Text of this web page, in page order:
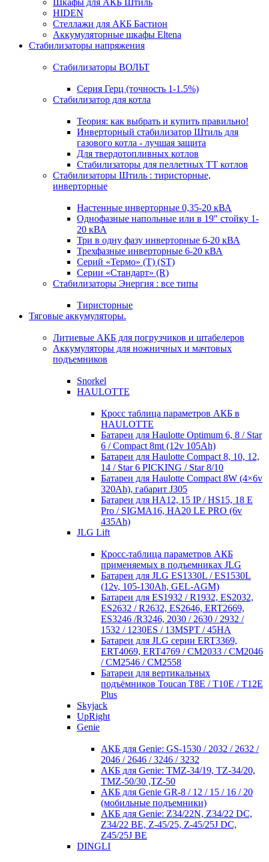
Шкафы для АКБ Штиль
HIDEN
Стеллажи для АКБ Бастион
Аккумуляторные шкафы Eltena
Стабилизаторы напряжения
Стабилизаторы ВОЛЬТ
Серия Герц (точность 1-1.5%)
Стабилизатор для котла
Теория: как выбрать и купить правильно!
Инверторный стабилизатор Штиль для
газового котла - лучшая защита
Для твердотопливных котлов
Стабилизаторы для пеллетных ТТ котлов
Стабилизаторы Штиль : тиристорные,
инверторные
Настенные инверторные 0,35-20 кВА
Однофазные напольные или в 19" стойку 1-
20 кВА
Три в одну фазу инверторные 6-20 кВА
Трехфазные инверторные 6-20 кВА
Серий «Термо» (T) (ST)
Серии «Стандарт» (R)
Стабилизаторы Энергия : все типы
Тиристорные
Тяговые аккумуляторы.
Литиевые АКБ для погрузчиков и штабелеров
Аккумуляторы для ножничных и мачтовых
подъемников
Snorkel
HAULOTTE
Кросc таблица параметров АКБ в
HAULOTTE
Батареи для Haulotte Optimum 6, 8 / Star
6 / Compact 8mt (12v 105Ah)
Батареи для Haulotte Compact 8, 10, 12,
14 / Star 6 PICKING / Star 8/10
Батареи для Haulotte Compact 8W (4×6v
320Ah), габарит J305
Батареи для HA12, 15 IP / HS15, 18 E
Pro / SIGMA16, HA20 LE PRO (6v
435Ah)
JLG Lift
Кросc-таблица параметров АКБ
применяемых в подъемниках JLG
Батареи для JLG ES1330L / ES1530L
(12v, 105-130Ah, GEL-AGM)
Батареи для ES1932 / R1932, ES2032,
ES2632 / R2632, ES2646, ERT2669,
ES3246 /R3246, 2030 / 2630 / 2932 /
1532 / 1230ES / 13MSPT / 45HA
Батареи для JLG серии ERT3369,
ERT4069, ERT4769 / CM2033 / CM2046
/ CM2546 / CM2558
Батареи для вертикальных
подъёмников Toucan T8E / T10E / T12E
Plus
Skyjack
UpRight
Genie
АКБ для Genie: GS-1530 / 2032 / 2632 /
2046 / 2646 / 3246 / 3232
АКБ для Genie: TMZ-34/19, TZ-34/20,
TMZ-50/30 ,TZ-50
АКБ для Genie GR-8 / 12 / 15 / 16 / 20
(мобильные подъемники)
АКБ для Genie: Z34/22N, Z34/22 DC,
Z34/22 BE, Z-45/25, Z-45/25J DC,
Z45/25J BE
DINGLI